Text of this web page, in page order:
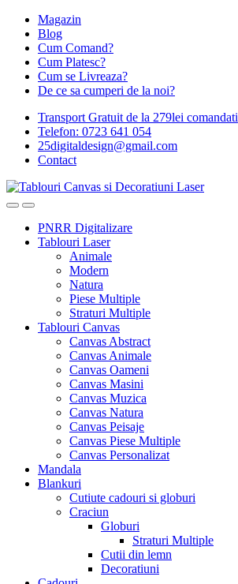
Magazin
Blog
Cum Comand?
Cum Platesc?
Cum se Livreaza?
De ce sa cumperi de la noi?
Transport Gratuit de la 279lei comandati
Telefon: 0723 641 054
25digitaldesign@gmail.com
Contact
PNRR Digitalizare
Tablouri Laser
Animale
Modern
Natura
Piese Multiple
Straturi Multiple
Tablouri Canvas
Canvas Abstract
Canvas Animale
Canvas Oameni
Canvas Masini
Canvas Muzica
Canvas Natura
Canvas Peisaje
Canvas Piese Multiple
Canvas Personalizat
Mandala
Blankuri
Cutiute cadouri si globuri
Craciun
Globuri
Straturi Multiple
Cutii din lemn
Decoratiuni